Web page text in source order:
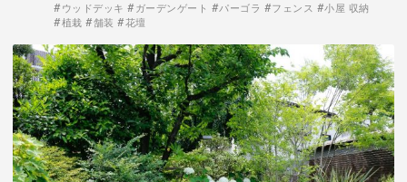
ウッドデッキ ガーデンゲート パーゴラ フェンス
小屋 収納
植栽
舗装 花壇